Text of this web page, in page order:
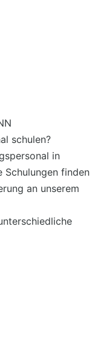
schulen?
in
Schulungen finden
an unserem